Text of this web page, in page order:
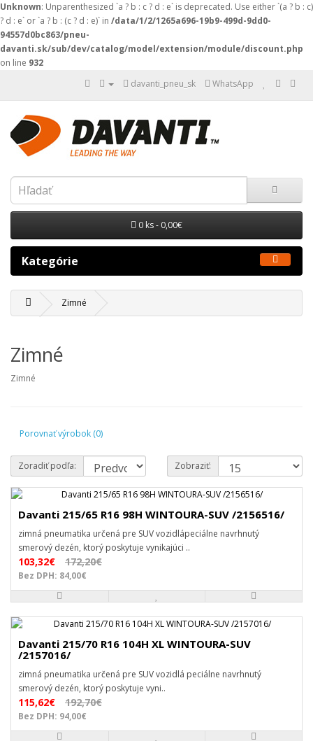
Unknown: Unparenthesized `a ? b : c ? d : e` is deprecated. Use either `(a ? b : c)
? d : e` or `a ? b : (c ? d : e)` in /data/1/2/1265a696-19b9-499d-9dd0-
94557d0bc863/pneu-
davanti.sk/sub/dev/catalog/model/extension/module/discount.php
on line 932
davanti_pneu_sk
WhatsApp
0 ks - 0,00€
Kategórie
Zimné
Zimné
Zimné
Porovnať výrobok (0)
Zoradiť podľa: Zobraziť:
Davanti 215/65 R16 98H WINTOURA-SUV /2156516/
zimná pneumatika určená pre SUV vozidlápeciálne navrhnutý
smerový dezén, ktorý poskytuje vynikajúci ..
103,32€ 172,20€
Bez DPH: 84,00€
Davanti 215/70 R16 104H XL WINTOURA-SUV
/2157016/
zimná pneumatika určená pre SUV vozidlá peciálne navrhnutý
smerový dezén, ktorý poskytuje vyni..
115,62€ 192,70€
Bez DPH: 94,00€